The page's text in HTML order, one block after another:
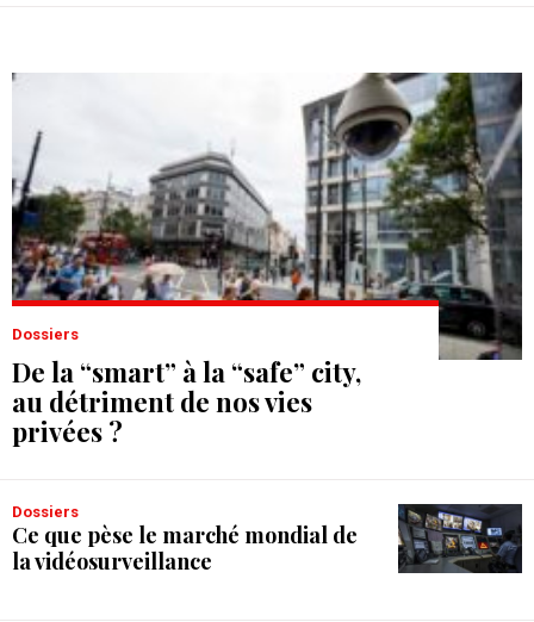
Dossiers
De la “smart” à la “safe” city,
au détriment de nos vies
privées ?
Dossiers
Ce que pèse le marché mondial de
la vidéosurveillance